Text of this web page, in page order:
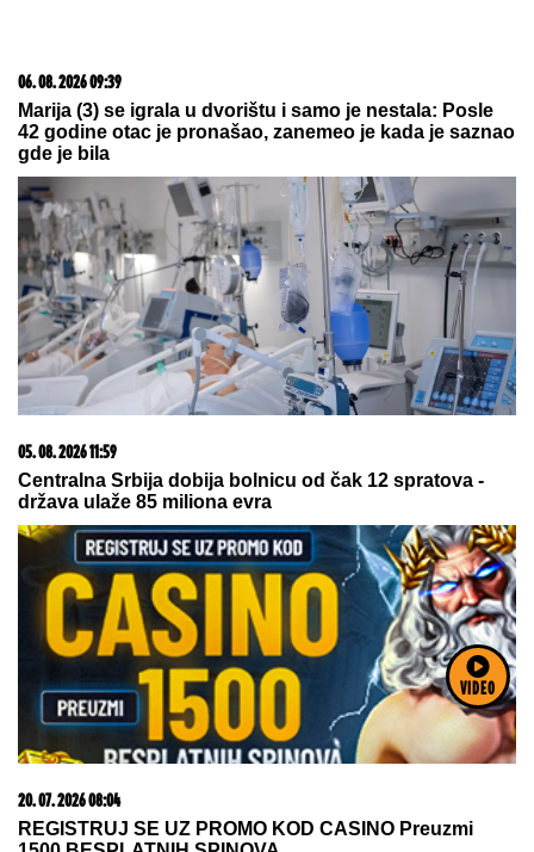
VIDEO
06. 08. 2026 09:33
Tragedija: Fudbaler poznatog kluba ubio pešaka,
otkriveni svi detalji
06. 08. 2026 05:33
DNEVNI HOROSKOP ZA ČETVRTAK, 6. AVGUST: Ovan
ima finansijske a Vaga probleme sa partnerom, Rak i
Jarac u sukobu sa ženama u porodici